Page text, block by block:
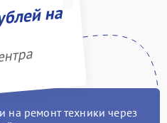
на
ремонт техники через